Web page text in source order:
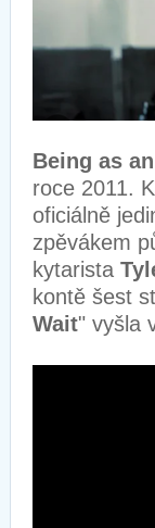
Being as
roce 2011.
oficiálně
zpěvákem
kytarista
kontě šest
Wait" vyšla